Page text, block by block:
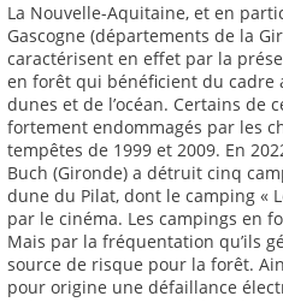
La Nouvelle-Aquitaine, et en
Gascogne (départements de la
caractérisent en effet par la
en forêt qui bénéficient du cadre
dunes et de l’océan. Certains de
fortement endommagés par les
tempêtes de 1999 et 2009. En
Buch (Gironde) a détruit cinq
dune du Pilat, dont le camping «
par le cinéma. Les campings en
Mais par la fréquentation qu’ils
source de risque pour la forêt.
pour origine une défaillance